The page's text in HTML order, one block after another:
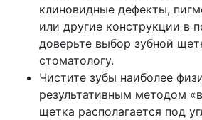
клиновидные дефекты,
или другие конструкции в
доверьте выбор зубной
стоматологу.
Чистите зубы наиболее
результативным методом
щетка располагается под